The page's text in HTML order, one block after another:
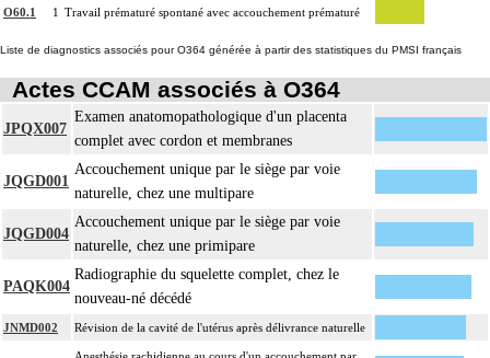
O60.1 1 Travail prématuré spontané avec accouchement prématuré
Liste de diagnostics associés pour O364 générée à partir des statistiques du PMSI français
Actes CCAM associés à O364
JPQX007
Examen anatomopathologique d'un placenta
complet avec cordon et membranes
JQGD001
Accouchement unique par le siège par voie
naturelle, chez une multipare
JQGD004
Accouchement unique par le siège par voie
naturelle, chez une primipare
PAQK004
Radiographie du squelette complet, chez le
nouveau-né décédé
JNMD002 Révision de la cavité de l'utérus après délivrance naturelle